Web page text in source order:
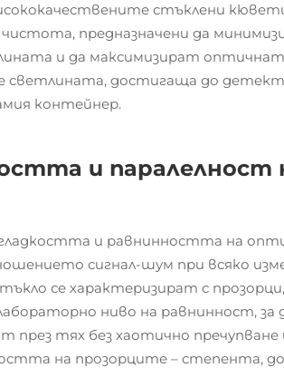
стъклени
предназначени да
и да максимизират
достигаща до
контейнер.
и паралелност
и равнинността на
сигнал-шум при всяко
се характеризират с
ниво на равнинност, за
тях без хаотично пречупване
на прозорците – степента,